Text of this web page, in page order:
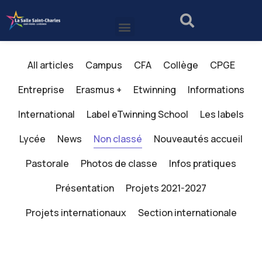
All articles Campus CFA Collège
CPGE
Entreprise
Erasmus + Etwinning
Informations
International
Label eTwinning School
Les labels
Lycée
News Non classé
Nouveautés accueil
Pastorale
Photos de classe
Infos pratiques
Présentation
Projets 2021-2027
Projets internationaux
Section internationale